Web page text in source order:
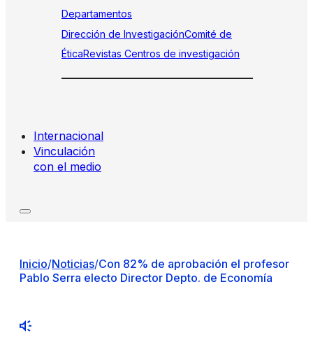
Departamentos
Dirección de InvestigaciónComité de
ÉticaRevistas Centros de investigación
Internacional
Vinculación
con el medio
Inicio/Noticias/Con 82% de aprobación el profesor
Pablo Serra electo Director Depto. de Economía